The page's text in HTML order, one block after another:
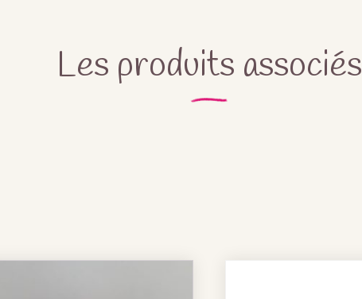
Les produits associés